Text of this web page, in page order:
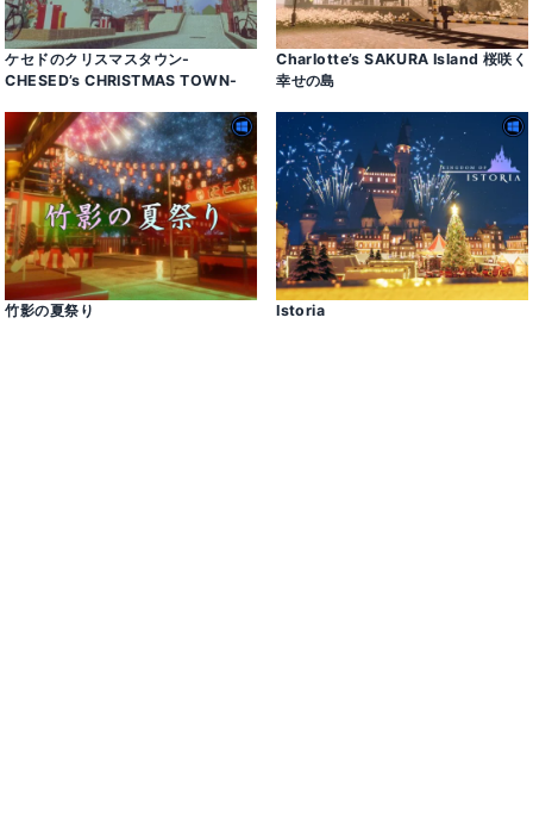
ケセドのクリスマスタウン-
CHESED’s CHRISTMAS TOWN-
Charlotte’s SAKURA Island 桜咲く
幸せの島
竹影の夏祭り Istoria